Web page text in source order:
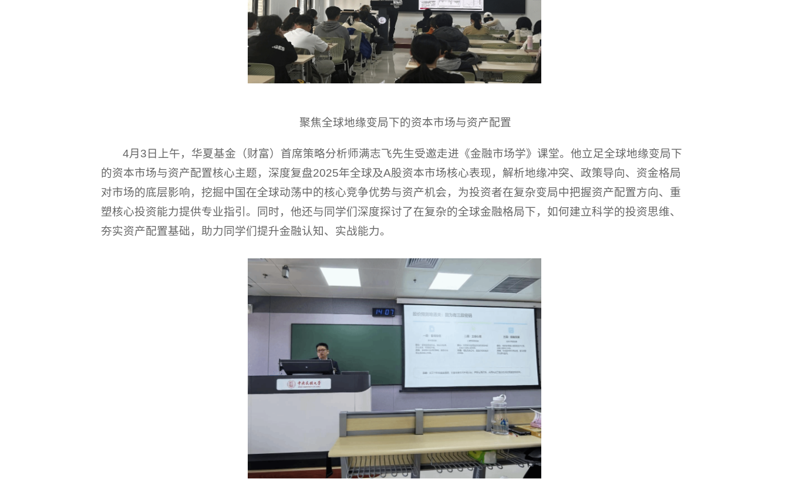
聚焦全球地缘变局下的资本市场与资产配置
4月3日上午，华夏基金（财富）首席策略分析师满志飞先生受邀走进《金融市场学》课堂。他立足全球地缘变局下
的资本市场与资产配置核心主题，深度复盘2025年全球及A股资本市场核心表现，解析地缘冲突、政策导向、资金格局
对市场的底层影响，挖掘中国在全球动荡中的核心竞争优势与资产机会，为投资者在复杂变局中把握资产配置方向、重
塑核心投资能力提供专业指引。同时，他还与同学们深度探讨了在复杂的全球金融格局下，如何建立科学的投资思维、
夯实资产配置基础，助力同学们提升金融认知、实战能力。